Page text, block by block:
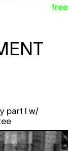
free
part I w/